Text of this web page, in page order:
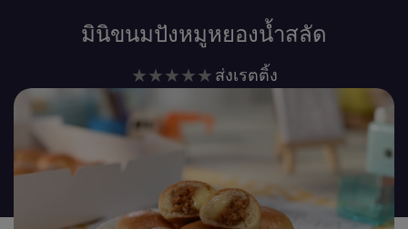
มินิขนมปังหมูหยองน้ำสลัด
ไม่มี
การ
ให้
สำหรับ
recipe
นี้
ส่งเรตติ้ง